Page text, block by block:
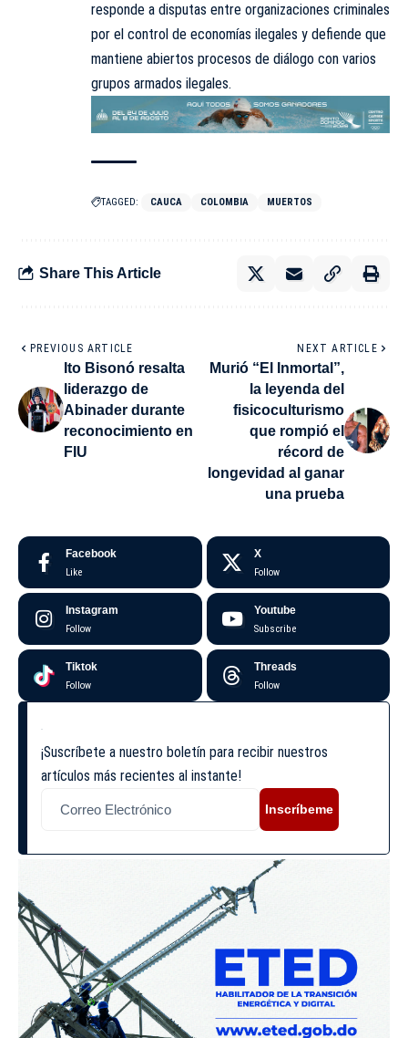
responde a disputas entre organizaciones criminales
por el control de economías ilegales y defiende que
mantiene abiertos procesos de diálogo con varios
grupos armados ilegales.
TAGGED: CAUCA COLOMBIA MUERTOS
Share This Article
PREVIOUS ARTICLE
Ito Bisonó resalta
liderazgo de
Abinader durante
reconocimiento en
FIU
NEXT ARTICLE
Murió “El Inmortal”,
la leyenda del
fisicoculturismo
que rompió el
récord de
longevidad al ganar
una prueba
Facebook
Like
X
Follow
Instagram
Follow
Youtube
Subscribe
Tiktok
Follow
Threads
Follow
¡Suscríbete a nuestro boletín para recibir nuestros
artículos más recientes al instante!
Inscríbeme